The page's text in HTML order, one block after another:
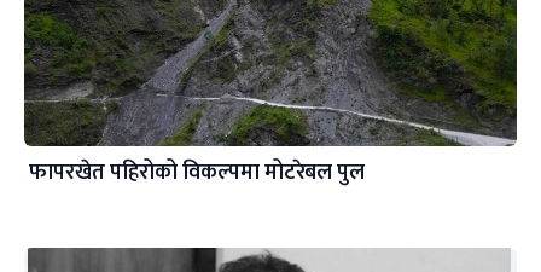
फापरखेत पहिरोको विकल्पमा मोटरेबल पुल